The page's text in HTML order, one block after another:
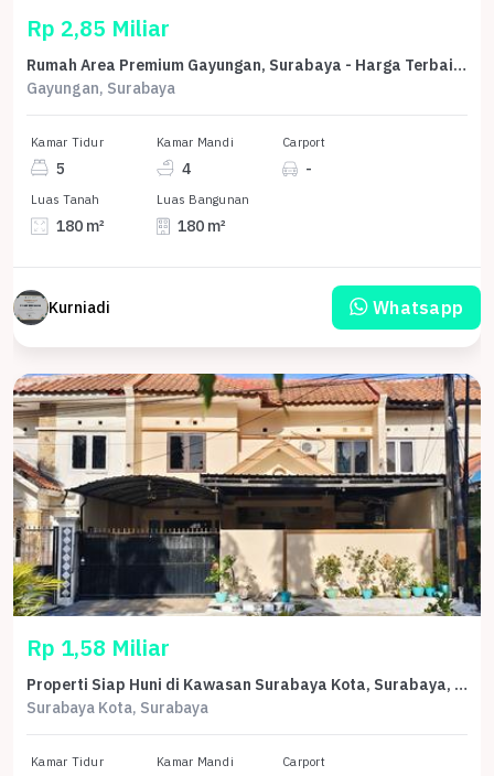
Rp 2,85 Miliar
Rumah Area Premium Gayungan, Surabaya - Harga Terbaik 2,85 Miliar
Gayungan, Surabaya
Kamar Tidur
5
Kamar Mandi
4
Carport
-
Luas Tanah
180 m²
Luas Bangunan
180 m²
Kurniadi Whatsapp
Rp 1,58 Miliar
Properti Siap Huni di Kawasan Surabaya Kota, Surabaya, LT 153m²
Surabaya Kota, Surabaya
Kamar Tidur Kamar Mandi Carport